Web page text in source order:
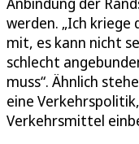
werden. „Ich kriege
mit, es kann nicht
schlecht
muss“. Ähnlich
eine
Verkehrsmittel